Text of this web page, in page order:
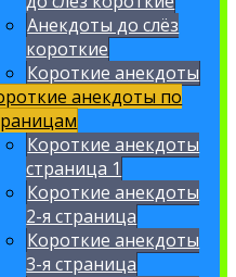
Анекдоты до слёз
короткие
Короткие анекдоты
анекдоты по
Короткие анекдоты
страница 1
Короткие анекдоты
2-я страница
Короткие анекдоты
3-я страница